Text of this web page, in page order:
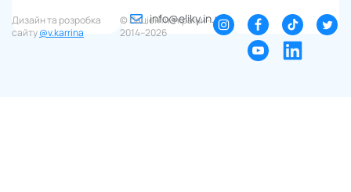
info@eliky.in.ua
Дизайн та розробка
сайту@v.karrina
© Пацієнти України ∙
2014–2026